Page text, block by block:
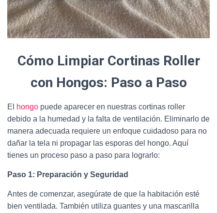
Cómo Limpiar Cortinas Roller
con Hongos: Paso a Paso
El hongo puede aparecer en nuestras cortinas roller
debido a la humedad y la falta de ventilación. Eliminarlo de
manera adecuada requiere un enfoque cuidadoso para no
dañar la tela ni propagar las esporas del hongo. Aquí
tienes un proceso paso a paso para lograrlo:
Paso 1: Preparación y Seguridad
Antes de comenzar, asegúrate de que la habitación esté
bien ventilada. También utiliza guantes y una mascarilla